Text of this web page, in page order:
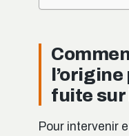
fuite sur
Pour intervenir